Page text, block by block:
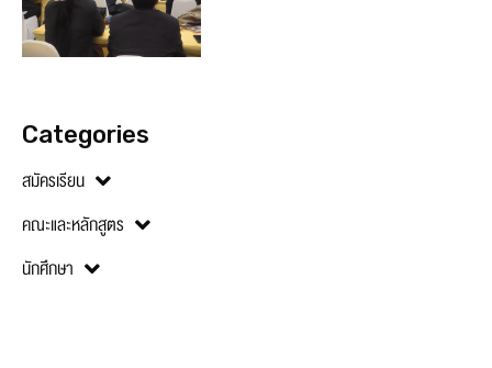
Categories
สมัครเรียน
คณะและหลักสูตร
นักศึกษา